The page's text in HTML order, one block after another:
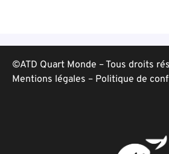
©ATD Quart Monde – Tous droits
Mentions légales – Politique de